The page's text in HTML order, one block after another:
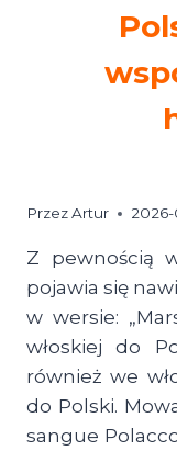
PrzezArtur 2026-
Z pewnością
pojawia się
w wersie:
włoskiej do
również we
do Polski.
sangue